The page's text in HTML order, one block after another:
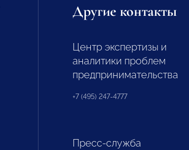
Другие контакты
Центр экспертизы и
аналитики проблем
предпринимательства
+7 (495) 247-4777
Пресс-служба